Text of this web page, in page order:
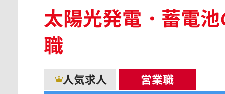
島根県
太陽光発電・蓄電
職
人気求人
営業職